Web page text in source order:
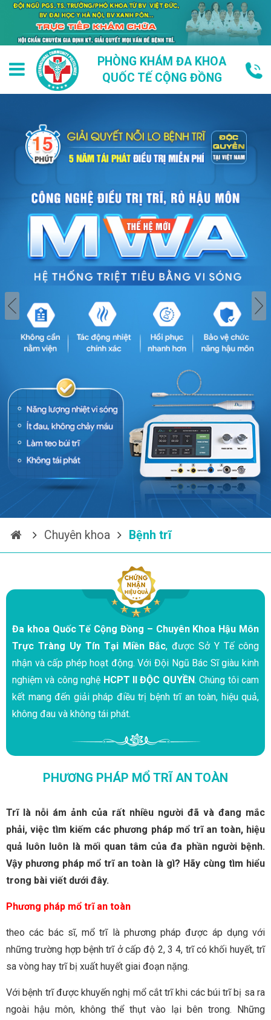
PHÒNG KHÁM ĐA KHOA
QUỐC TẾ CỘNG ĐỒNG
Chuyên khoa Bệnh trĩ
Đa khoa Quốc Tế Cộng Đồng – Chuyên Khoa Hậu Môn
Trực Tràng Uy Tín Tại Miền Bắc, được Sở Y Tế công
nhận và cấp phép hoạt động. Với Đội Ngũ Bác Sĩ giàu kinh
nghiệm và công nghệ HCPT II ĐỘC QUYỀN. Chúng tôi cam
kết mang đến giải pháp điều trị bệnh trĩ an toàn, hiệu quả,
không đau và không tái phát.
PHƯƠNG PHÁP MỔ TRĨ AN TOÀN
Trĩ là nỗi ám ảnh của rất nhiều người đã và đang mắc
phải, việc tìm kiếm các phương pháp mổ trĩ an toàn, hiệu
quả luôn luôn là mối quan tâm của đa phần người bệnh.
Vậy phương pháp mổ trĩ an toàn là gì? Hãy cùng tìm hiểu
trong bài viết dưới đây.
Phương pháp mổ trĩ an toàn
theo các bác sĩ, mổ trĩ là phương pháp được áp dụng với
những trường hợp bệnh trĩ ở cấp độ 2, 3 4, trĩ có khối huyết, trĩ
sa vòng hay trĩ bị xuất huyết giai đoạn nặng.
Với bệnh trĩ được khuyến nghị mổ cắt trĩ khi các búi trĩ bị sa ra
ngoài hậu môn, không thể thụt vào lại bên trong. Những